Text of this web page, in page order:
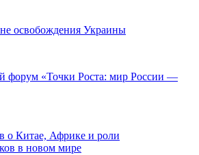
освобождения Украины
форум «Точки Роста: мир России —
о Китае, Африке и роли
в новом мире